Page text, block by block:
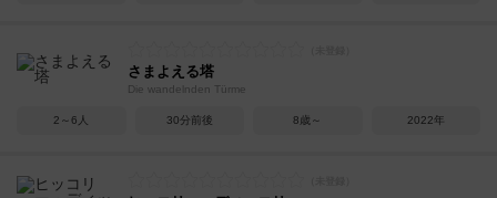
さまよえる塔
Die wandelnden Türme
2～6人 30分前後 8歳～ 2022年